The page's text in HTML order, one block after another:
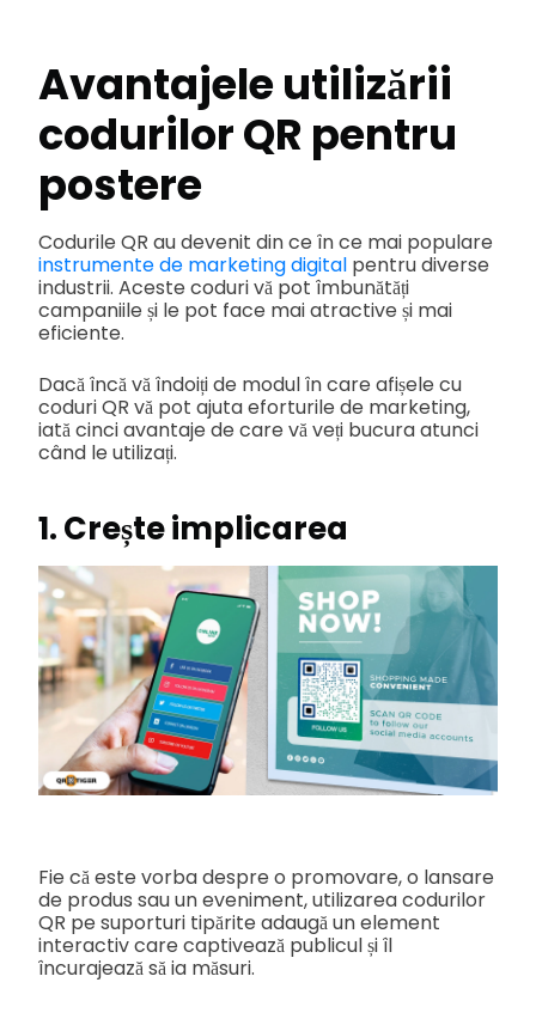
Avantajele utilizării
codurilor QR pentru
postere
Codurile QR au devenit din ce în ce mai populare
instrumente de marketing digital pentru diverse
industrii. Aceste coduri vă pot îmbunătăți
campaniile și le pot face mai atractive și mai
eficiente.
Dacă încă vă îndoiți de modul în care afișele cu
coduri QR vă pot ajuta eforturile de marketing,
iată cinci avantaje de care vă veți bucura atunci
când le utilizați.
1. Crește implicarea
Fie că este vorba despre o promovare, o lansare
de produs sau un eveniment, utilizarea codurilor
QR pe suporturi tipărite adaugă un element
interactiv care captivează publicul și îl
încurajează să ia măsuri.